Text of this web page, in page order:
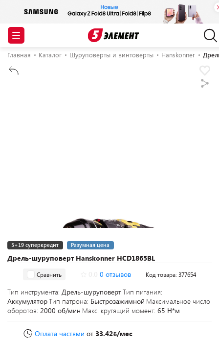
Главная Каталог Шуруповерты и винтоверты Hanskonner
Дрель-шуруповерт Hanskonner HCD1865BL
5+19 суперкредит Разумная цена
Сравнить 0 отзывов Код товара: 377654
Тип инструмента: Дрель-шуруповертТип питания:
АккумуляторТип патрона: Быстрозажимной Максимальное число
оборотов: 2000 об/мин Макс. крутящий момент: 65 Н*м
Оплата частями от 33.42 /мес